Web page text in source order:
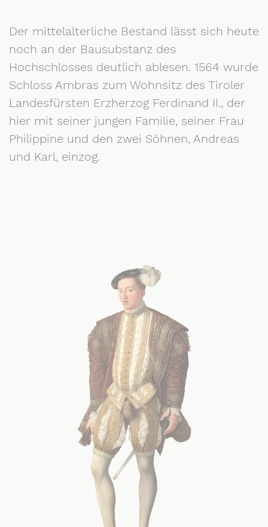
Der mittelalterliche Bestand lässt sich heute
noch an der Bausubstanz des
Hochschlosses deutlich ablesen. 1564 wurde
Schloss Ambras zum Wohnsitz des Tiroler
Landesfürsten Erzherzog Ferdinand II., der
hier mit seiner jungen Familie, seiner Frau
Philippine und den zwei Söhnen, Andreas
und Karl, einzog.